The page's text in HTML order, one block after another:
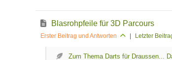
Blasrohpfeile für 3D Parcours
Erster Beitrag und Antworten | Letzter
Zum Thema Darts für Draussen...